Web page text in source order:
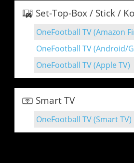
Set-Top-Box / Stick /
OneFootball TV (Amazon
OneFootball TV (Android/
OneFootball TV (Apple TV)
Smart TV
OneFootball TV (Smart TV)